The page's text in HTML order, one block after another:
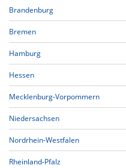
Brandenburg
Bremen
Hamburg
Hessen
Mecklenburg-Vorpommern
Niedersachsen
Nordrhein-Westfalen
Rheinland-Pfalz